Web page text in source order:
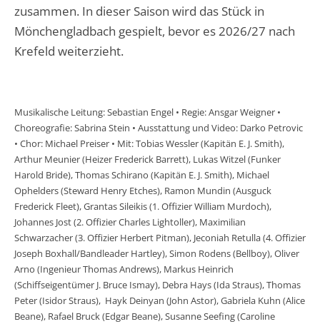
zusammen. In dieser Saison wird das Stück in
Mönchengladbach gespielt, bevor es 2026/27 nach
Krefeld weiterzieht.
Musikalische Leitung: Sebastian Engel • Regie: Ansgar Weigner •
Choreografie: Sabrina Stein • Ausstattung und Video: Darko Petrovic
• Chor: Michael Preiser • Mit: Tobias Wessler (Kapitän E. J. Smith),
Arthur Meunier (Heizer Frederick Barrett), Lukas Witzel (Funker
Harold Bride), Thomas Schirano (Kapitän E. J. Smith), Michael
Ophelders (Steward Henry Etches), Ramon Mundin (Ausguck
Frederick Fleet), Grantas Sileikis (1. Offizier William Murdoch),
Johannes Jost (2. Offizier Charles Lightoller), Maximilian
Schwarzacher (3. Offizier Herbert Pitman), Jeconiah Retulla (4. Offizier
Joseph Boxhall/Bandleader Hartley), Simon Rodens (Bellboy), Oliver
Arno (Ingenieur Thomas Andrews), Markus Heinrich
(Schiffseigentümer J. Bruce Ismay), Debra Hays (Ida Straus), Thomas
Peter (Isidor Straus), Hayk Deinyan (John Astor), Gabriela Kuhn (Alice
Beane), Rafael Bruck (Edgar Beane), Susanne Seefing (Caroline